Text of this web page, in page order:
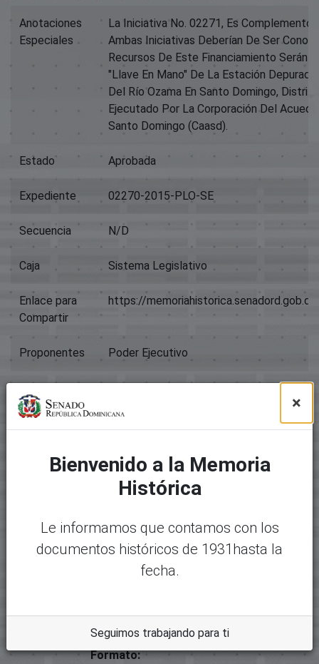
Anotaciones
Especiales
La Iniciativa No. 02271, Es Complemento
Ambas Iniciativas Deberían De Ser
Recursos De Este Financiamiento Serán
"Llave En Mano" De La Estación
Del Río Ozama En Santo Domingo,
Ejecutado Por La Corporación Del
Santo Domingo (Caasd).
Estado Aprobada
Expediente 02270-2015-PLO-SE
Secuencia N/D
Caja Sistema Legislativo
Enlace para
Compartir
https://
Proponentes Poder Ejecutivo
Comisión Hacienda;
Título
Contratos: Préstamos, Financiamientos,
Paquete original
Mostrando
Nombre:
23154-22577 - 02270-2015
Tamaño:
31.91 KB
Formato:
Desc
×
Bienvenido a la Memoria
Histórica
Le informamos que contamos con los
documentos históricos de 1931hasta la
fecha.
Seguimos trabajando para ti